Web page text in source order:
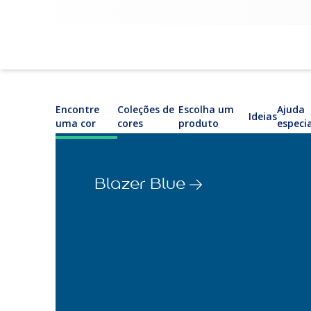
Encontre
uma cor
Coleções de
cores
Escolha um
produto
Ideias
Ajuda
Blazer Blue